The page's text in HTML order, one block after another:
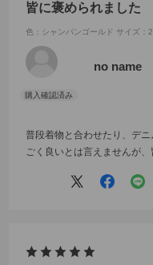
皆に褒められました
色：シャンパンゴールド サイズ：
no name
普段着物と合わせたり、デ
ごく良いとは言えませんが、